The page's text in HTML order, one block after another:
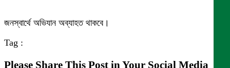
জনস্বার্থে অভিযান অব্যাহত থাকবে।
Tag :
Please Share This Post in Your Social Media